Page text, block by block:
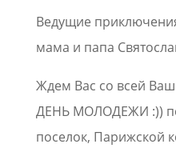
Ведущие
мама и папа
Ждем Вас со всей
ДЕНЬ МОЛОДЕЖИ :))
поселок,